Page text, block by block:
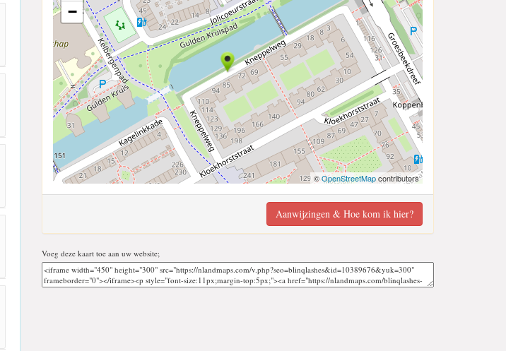
−
©OpenStreetMapcontributors
Aanwijzingen & Hoe kom ik hier?
Voeg deze kaart toe aan uw website;